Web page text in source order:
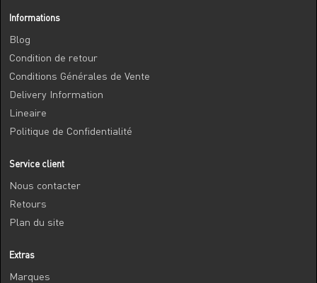
Informations
Blog
Condition de retour
Conditions Générales de Vente
Delivery Information
Lineaire
Politique de Confidentialité
Service client
Nous contacter
Retours
Plan du site
Extras
Marques